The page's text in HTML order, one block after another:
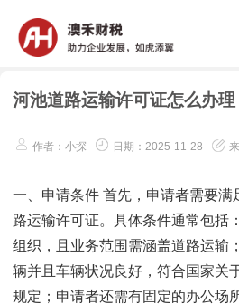
河池道路运输许可证怎么办理
作者：小探 日期：2025-11-28
一、申请条件 首先，申请者需要满
路运输许可证。具体条件通常包括
组织，且业务范围需涵盖道路运输
辆并且车辆状况良好，符合国家关
规定；申请者还需有固定的办公场